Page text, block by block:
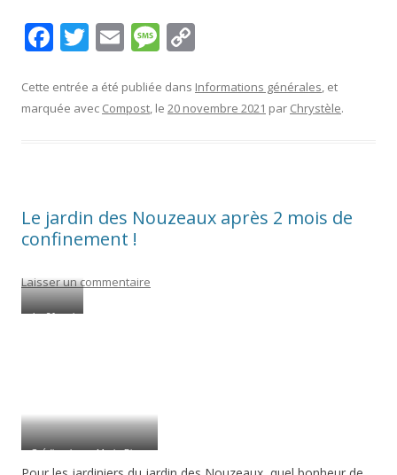
F
e
b
k
T
itt
er
E
ai
l
M
ss
a
p
y
k
Cette entrée a été publiée dans Informations générales, et
marquée avec Compost, le 20 novembre 2021 par Chrystèle.
Le jardin des Nouzeaux après 2 mois de
confinement !
Laisser un commentaire
Le 21 mai
Crédits photos Marie-Pierre
Gaubert